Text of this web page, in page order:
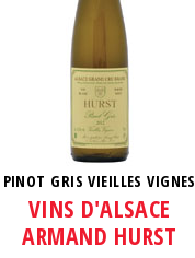
PINOT GRIS VIEILLES VIGNES
VINS D'ALSACE
ARMAND HURST